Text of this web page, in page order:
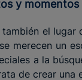
y momentos
el lugar
merecen un
a la
de crear